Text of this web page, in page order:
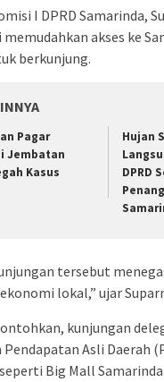
I DPRD Samarinda,
akses ke
berkunjung.
Pagar
Jembatan
Kasus
Hujan
DPRD
tersebut
lokal,” ujar
kunjungan
Pendapatan Asli
Big Mall Samarinda.